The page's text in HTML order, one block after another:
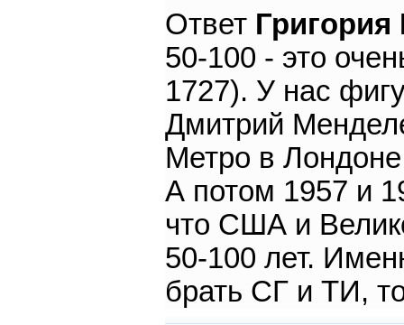
Ответ
50-100 - это
1727). У нас
Дмитрий
Метро в
А потом 1957 и
что США и
50-100 лет.
брать СГ и ТИ,